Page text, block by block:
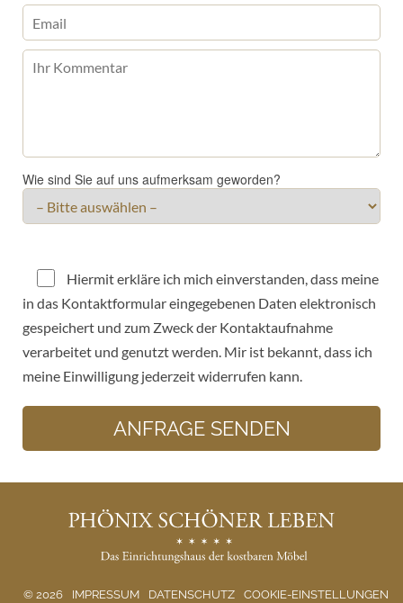
Wie sind Sie auf uns aufmerksam geworden?
Hiermit erkläre ich mich einverstanden, dass meine
in das Kontaktformular eingegebenen Daten elektronisch
gespeichert und zum Zweck der Kontaktaufnahme
verarbeitet und genutzt werden. Mir ist bekannt, dass ich
meine Einwilligung jederzeit widerrufen kann.
© 2026 IMPRESSUM DATENSCHUTZ COOKIE-EINSTELLUNGEN